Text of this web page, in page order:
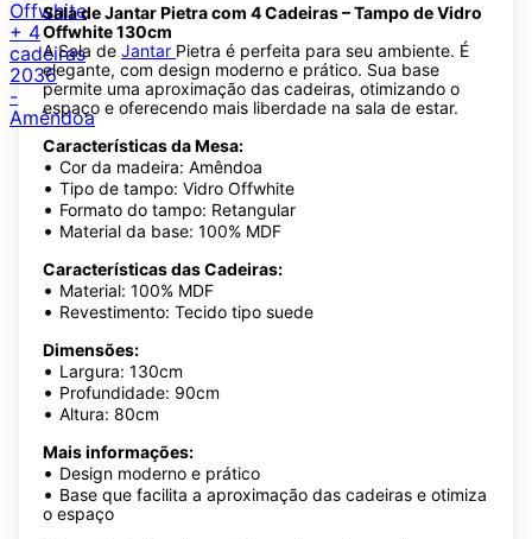
Sala de Jantar Pietra com 4 Cadeiras – Tampo de Vidro
Offwhite 130cm
A Sala de Jantar Pietra é perfeita para seu ambiente. É
elegante, com design moderno e prático. Sua base
permite uma aproximação das cadeiras, otimizando o
espaço e oferecendo mais liberdade na sala de estar.
Características da Mesa:
• Cor da madeira: Amêndoa
• Tipo de tampo: Vidro Offwhite
• Formato do tampo: Retangular
• Material da base: 100% MDF
Características das Cadeiras:
• Material: 100% MDF
• Revestimento: Tecido tipo suede
Dimensões:
• Largura: 130cm
• Profundidade: 90cm
• Altura: 80cm
Mais informações:
• Design moderno e prático
• Base que facilita a aproximação das cadeiras e otimiza
o espaço